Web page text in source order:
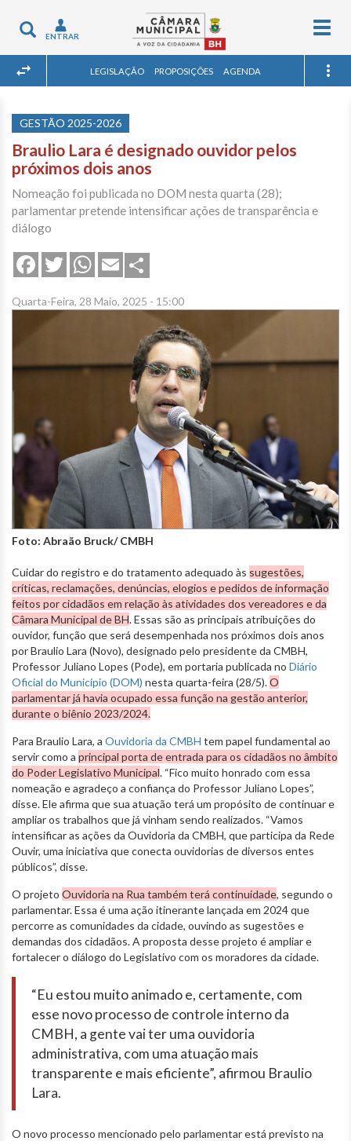
Toggle
navigation
ENTRAR
LEGISLAÇÃO PROPOSIÇÕES AGENDA
GESTÃO 2025-2026
Braulio Lara é designado ouvidor pelos
próximos dois anos
Nomeação foi publicada no DOM nesta quarta (28);
parlamentar pretende intensificar ações de transparência e
diálogo
FacebookTwitterWhatsApp
Email
Quarta-Feira, 28 Maio, 2025 - 15:00
Foto: Abraão Bruck/ CMBH
Cuidar do registro e do tratamento adequado às sugestões,
críticas, reclamações, denúncias, elogios e pedidos de informação
feitos por cidadãos em relação às atividades dos vereadores e da
Câmara Municipal de BH. Essas são as principais atribuições do
ouvidor, função que será desempenhada nos próximos dois anos
por Braulio Lara (Novo), designado pelo presidente da CMBH,
Professor Juliano Lopes (Pode), em portaria publicada no Diário
Oficial do Município (DOM) nesta quarta-feira (28/5).O
parlamentar já havia ocupado essa função na gestão anterior,
durante o biênio 2023/2024.
Para Braulio Lara, a Ouvidoria da CMBH tem papel fundamental ao
servir como a principal porta de entrada para os cidadãos no âmbito
do Poder Legislativo Municipal. “Fico muito honrado com essa
nomeação e agradeço a confiança do Professor Juliano Lopes”,
disse. Ele afirma que sua atuação terá um propósito de continuar e
ampliar os trabalhos que já vinham sendo realizados. “Vamos
intensificar as ações da Ouvidoria da CMBH, que participa da Rede
Ouvir, uma iniciativa que conecta ouvidorias de diversos entes
públicos”, disse.
O projeto Ouvidoria na Rua também terá continuidade, segundo o
parlamentar. Essa é uma ação itinerante lançada em 2024 que
percorre as comunidades da cidade, ouvindo as sugestões e
demandas dos cidadãos. A proposta desse projeto é ampliar e
fortalecer o diálogo do Legislativo com os moradores da cidade.
“Eu estou muito animado e, certamente, com
esse novo processo de controle interno da
CMBH, a gente vai ter uma ouvidoria
administrativa, com uma atuação mais
transparente e mais eficiente”, afirmou Braulio
Lara.
O novo processo mencionado pelo parlamentar está previsto na